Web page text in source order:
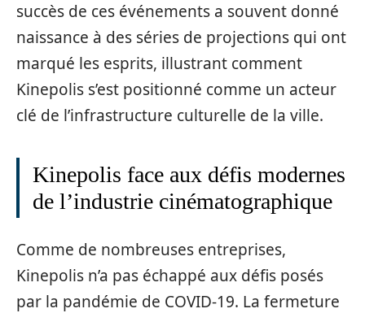
succès de ces événements a souvent donné
naissance à des séries de projections qui ont
marqué les esprits, illustrant comment
Kinepolis s’est positionné comme un acteur
clé de l’infrastructure culturelle de la ville.
Kinepolis face aux défis modernes
de l’industrie cinématographique
Comme de nombreuses entreprises,
Kinepolis n’a pas échappé aux défis posés
par la pandémie de COVID-19. La fermeture